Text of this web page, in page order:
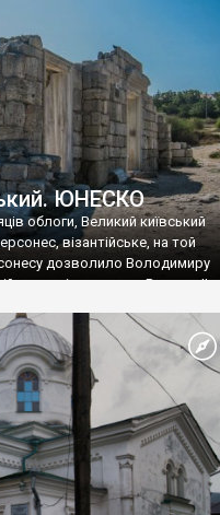
викрадені з фондів об’єкту
«Херсонеса Таврійського».
Візантії», але експерти та
лише […]
ЮНЕСКО
облоги, Великий київський
візантійське, на той
дозволило Володимиру
імператору Василю ІІ,
став Василем-
Русі. На честь
місто […]